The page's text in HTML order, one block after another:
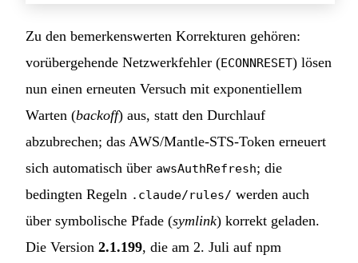
Zu den bemerkenswerten Korrekturen gehören:
vorübergehende Netzwerkfehler (ECONNRESET) lösen
nun einen erneuten Versuch mit exponentiellem
Warten (backoff) aus, statt den Durchlauf
abzubrechen; das AWS/Mantle-STS-Token erneuert
sich automatisch über awsAuthRefresh; die
bedingten Regeln .claude/rules/ werden auch
über symbolische Pfade (symlink) korrekt geladen.
Die Version 2.1.199, die am 2. Juli auf npm